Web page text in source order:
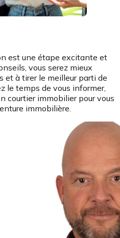
est une étape excitante et
vous serez mieux
et à tirer le meilleur parti de
le temps de vous informer,
courtier immobilier pour vous
immobilière.